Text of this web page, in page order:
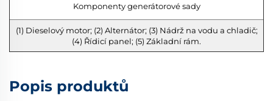
Komponenty generátorové sady
(1) Dieselový motor; (2) Alternátor; (3) Nádrž na vodu a chladič;
(4) Řídicí panel; (5) Základní rám.
Popis produktů